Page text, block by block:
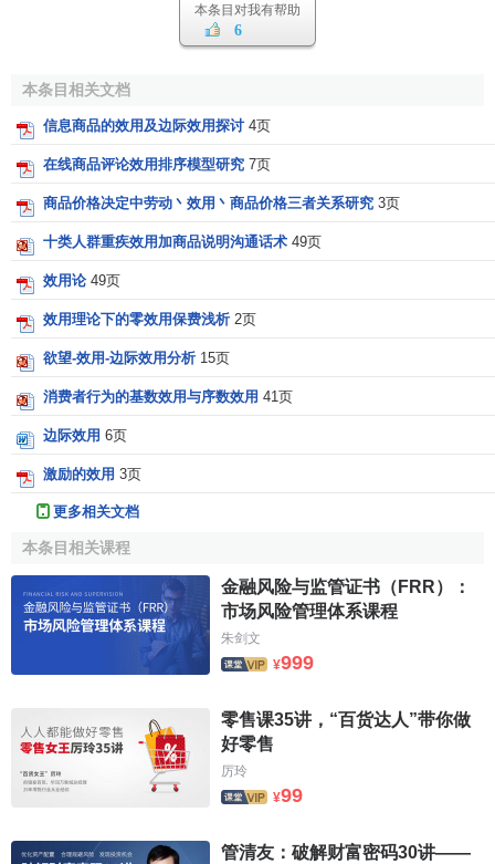
经济全球化的今天，更强化了这种依存关系。
因此，商品的相对效用对价值的影响会越来越大。我们对此
本条目对我有帮助
6
本条目相关文档
信息商品的效用及边际效用探讨 4页
在线商品评论效用排序模型研究 7页
商品价格决定中劳动丶效用丶商品价格三者关系研究 3页
十类人群重疾效用加商品说明沟通话术 49页
效用论 49页
效用理论下的零效用保费浅析 2页
欲望-效用-边际效用分析 15页
消费者行为的基数效用与序数效用 41页
边际效用 6页
激励的效用 3页
更多相关文档
本条目相关课程
金融风险与监管证书（FRR）：
市场风险管理体系课程
朱剑文
¥999
零售课35讲，“百货达人”带你做
好零售
厉玲
¥99
管清友：破解财富密码30讲——